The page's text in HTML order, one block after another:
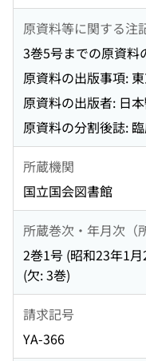
原資料等に関する注
3巻5号までの原資料
原資料の出版事項:
原資料の出版者: 日
原資料の分割後誌:
所蔵機関
国立国会図書館
所蔵巻次・年月次（
2巻1号 (昭和23年1
(欠: 3巻)
請求記号
YA-366